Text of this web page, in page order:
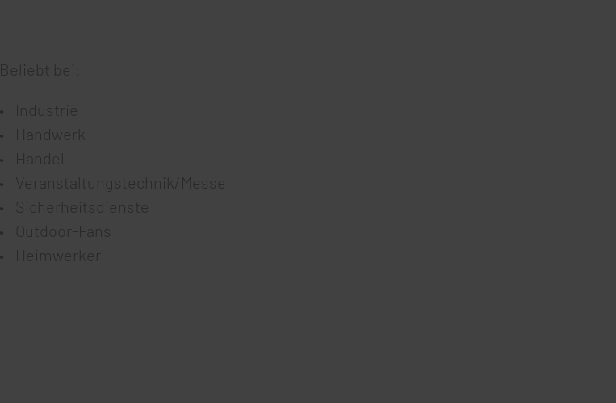
Beliebt bei:
Industrie
Handwerk
Handel
Veranstaltungstechnik/Messe
Sicherheitsdienste
Outdoor-Fans
Heimwerker